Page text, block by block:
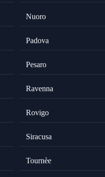
Nuoro
Padova
Pesaro
Ravenna
Rovigo
Siracusa
Tournèe